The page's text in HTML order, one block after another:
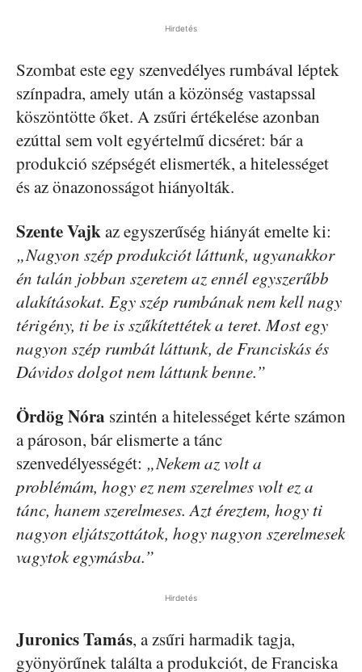
Hirdetés
Szombat este egy szenvedélyes rumbával léptek
színpadra, amely után a közönség vastapssal
köszöntötte őket. A zsűri értékelése azonban
ezúttal sem volt egyértelmű dicséret: bár a
produkció szépségét elismerték, a hitelességet
és az önazonosságot hiányolták.
Szente Vajkaz egyszerűség hiányát emelte ki:
„Nagyon szép produkciót láttunk, ugyanakkor
én talán jobban szeretem az ennél egyszerűbb
alakításokat. Egy szép rumbának nem kell nagy
térigény, ti be is szűkítettétek a teret. Most egy
nagyon szép rumbát láttunk, de Franciskás és
Dávidos dolgot nem láttunk benne.”
Ördög Nóra szintén a hitelességet kérte számon
a pároson, bár elismerte a tánc
szenvedélyességét: „Nekem az volt a
problémám, hogy ez nem szerelmes volt ez a
tánc, hanem szerelmeses. Azt éreztem, hogy ti
nagyon eljátszottátok, hogy nagyon szerelmesek
vagytok egymásba.”
Hirdetés
Juronics Tamás, a zsűri harmadik tagja,
gyönyörűnek találta a produkciót, de Franciska